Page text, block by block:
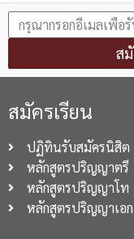
ส
สมัครเรียน
ปฏิทินรับสมัครนิสิต
หลักสูตรปริญญาตรี
หลักสูตรปริญญาโท
หลักสูตรปริญญาเอก